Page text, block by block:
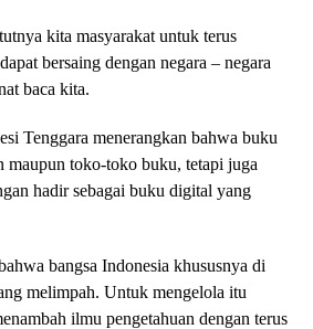
kita masyarakat untuk terus
bersaing dengan negara – negara
baca kita.
Tenggara menerangkan bahwa buku
maupun toko-toko buku, tetapi juga
hadir sebagai buku digital yang
bangsa Indonesia khususnya di
melimpah. Untuk mengelola itu
ilmu pengetahuan dengan terus